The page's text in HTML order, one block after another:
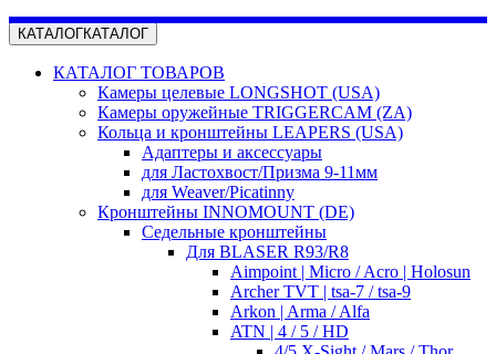
КАТАЛОГКАТАЛОГ
КАТАЛОГ ТОВАРОВ
Камеры целевые LONGSHOT (USA)
Камеры оружейные TRIGGERCAM (ZA)
Кольца и кронштейны LEAPERS (USA)
Адаптеры и аксессуары
для Ластохвост/Призма 9-11мм
для Weaver/Picatinny
Кронштейны INNOMOUNT (DE)
Седельные кронштейны
Для BLASER R93/R8
Aimpoint | Micro / Acro | Holosun
Archer TVT | tsa-7 / tsa-9
Arkon | Arma / Alfa
ATN | 4 / 5 / HD